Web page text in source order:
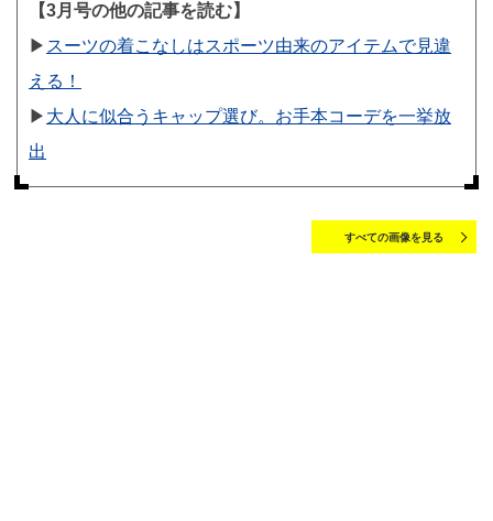
【3月号の他の記事を読む】
▶︎ スーツの着こなしはスポーツ由来のアイテムで見違
える！
▶︎ 大人に似合うキャップ選び。お手本コーデを一挙放
出
すべての画像を見る